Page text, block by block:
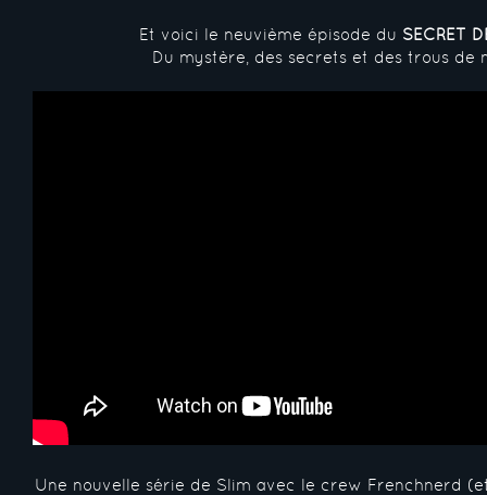
Et voici le neuvième épisode du SECRET
Du mystère, des secrets et des trous de
Une nouvelle série de Slim avec le crew Frenchnerd